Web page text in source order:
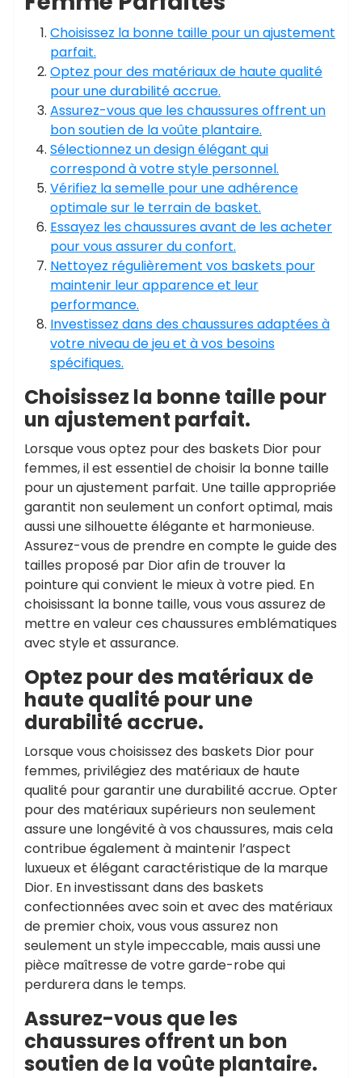
Choisissez la bonne taille pour un ajustement
parfait.
Optez pour des matériaux de haute qualité
pour une durabilité accrue.
Assurez-vous que les chaussures offrent un
bon soutien de la voûte plantaire.
Sélectionnez un design élégant qui
correspond à votre style personnel.
Vérifiez la semelle pour une adhérence
optimale sur le terrain de basket.
Essayez les chaussures avant de les acheter
pour vous assurer du confort.
Nettoyez régulièrement vos baskets pour
maintenir leur apparence et leur
performance.
Investissez dans des chaussures adaptées à
votre niveau de jeu et à vos besoins
spécifiques.
Choisissez la bonne taille pour
un ajustement parfait.
Lorsque vous optez pour des baskets Dior pour
femmes, il est essentiel de choisir la bonne taille
pour un ajustement parfait. Une taille appropriée
garantit non seulement un confort optimal, mais
aussi une silhouette élégante et harmonieuse.
Assurez-vous de prendre en compte le guide des
tailles proposé par Dior afin de trouver la
pointure qui convient le mieux à votre pied. En
choisissant la bonne taille, vous vous assurez de
mettre en valeur ces chaussures emblématiques
avec style et assurance.
Optez pour des matériaux de
haute qualité pour une
durabilité accrue.
Lorsque vous choisissez des baskets Dior pour
femmes, privilégiez des matériaux de haute
qualité pour garantir une durabilité accrue. Opter
pour des matériaux supérieurs non seulement
assure une longévité à vos chaussures, mais cela
contribue également à maintenir l’aspect
luxueux et élégant caractéristique de la marque
Dior. En investissant dans des baskets
confectionnées avec soin et avec des matériaux
de premier choix, vous vous assurez non
seulement un style impeccable, mais aussi une
pièce maîtresse de votre garde-robe qui
perdurera dans le temps.
Assurez-vous que les
chaussures offrent un bon
soutien de la voûte plantaire.